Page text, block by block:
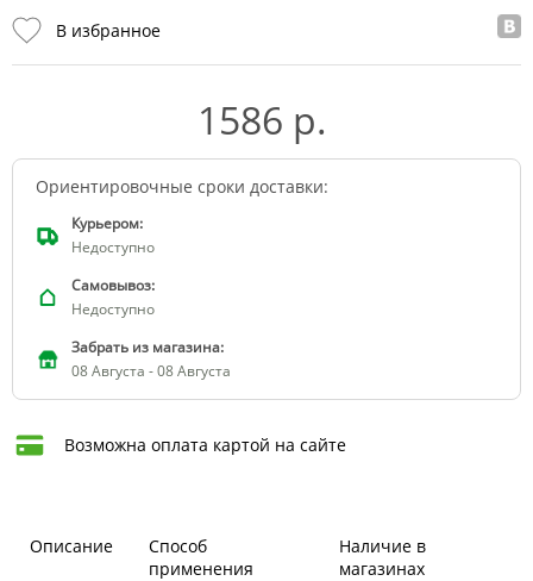
В избранное
1586 р.
Ориентировочные сроки доставки:
Курьером:
Недоступно
Самовывоз:
Недоступно
Забрать из магазина:
08 Августа - 08 Августа
Возможна оплата картой на сайте
Описание
Способ
применения
Наличие в
магазинах